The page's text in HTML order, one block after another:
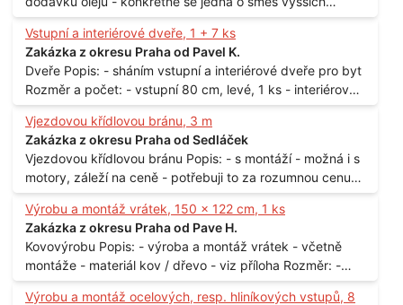
mastných kyselin s převahou olejové kyseliny - účelem je
technické využití - hustota při 20°C - cca 870 kg / m3
Balení: - po 190 kg v sudu Množství: - cca 500 kg - roční
spotřeba Lokalita: - Praha
Vstupní a interiérové dveře, 1 + 7 ks
Zakázka z okresu Praha od Pavel K.
Dveře Popis: - sháním vstupní a interiérové dveře pro byt
Rozměr a počet: - vstupní 80 cm, levé, 1 ks - interiérové
80 cm, levé, 2 ks - 80 cm, pravé, 3 ks - 60 cm, levé, 2 ks
Lokalita: - Praha 10
Vjezdovou křídlovou bránu, 3 m
Zakázka z okresu Praha od Sedláček
Vjezdovou křídlovou bránu Popis: - s montáží - možná i s
motory, záleží na ceně - potřebuji to za rozumnou cenu
Materiál: - ocel Množství: - 1 ks Velikost: - 3 m Lokalita: -
Praha
Výrobu a montáž vrátek, 150 x 122 cm, 1 ks
Zakázka z okresu Praha od Pave H.
Kovovýrobu Popis: - výroba a montáž vrátek - včetně
montáže - materiál kov / dřevo - viz příloha Rozměr: -
150 x 122 cm Lokalita: - Senohraby Nabídky na e-mail.
Výrobu a montáž ocelových, resp. hliníkových vstupů, 8